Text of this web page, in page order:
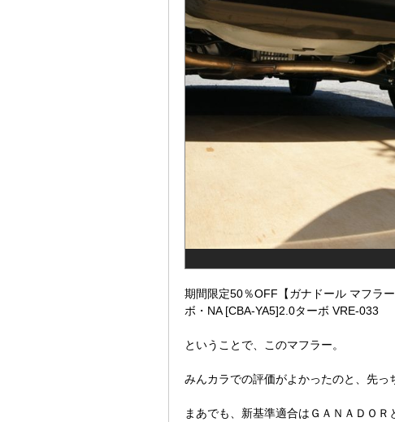
期間限定50％OFF【ガナドール マフラ
ボ・NA [CBA-YA5]2.0ターボ VRE-033
ということで、このマフラー。
みんカラでの評価がよかったのと、先っ
まあでも、新基準適合はＧＡＮＡＤＯＲ